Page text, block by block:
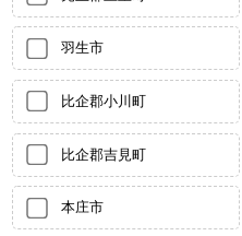
羽生市
比企郡小川町
比企郡吉見町
本庄市